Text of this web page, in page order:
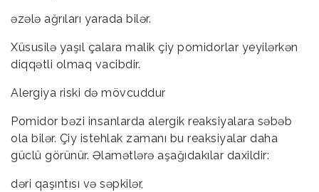
əzələ ağrıları yarada bilər.
Xüsusilə yaşıl çalara malik çiy pomidorlar yeyilərkən
diqqətli olmaq vacibdir.
Alergiya riski də mövcuddur
Pomidor bəzi insanlarda alergik reaksiyalara səbəb
ola bilər. Çiy istehlak zamanı bu reaksiyalar daha
güclü görünür. Əlamətlərə aşağıdakılar daxildir:
dəri qaşıntısı və səpkilər,